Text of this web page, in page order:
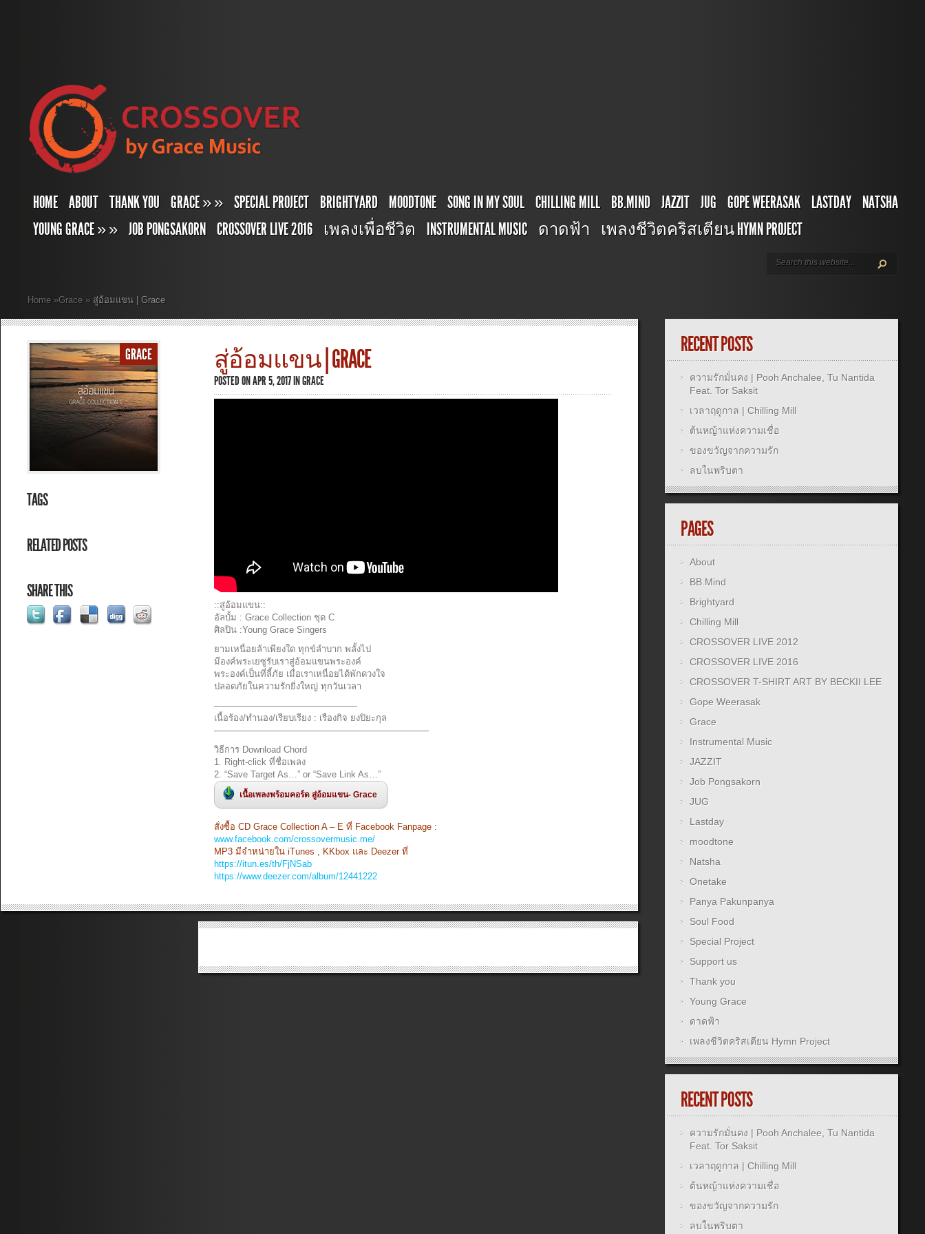
HOME ABOUT THANK YOU GRACE»» SPECIAL PROJECT BRIGHTYARD MOODTONE SONG IN MY SOUL CHILLING MILL BB.MIND JAZZIT JUG GOPE WEERASAK LASTDAY
NATSHA
YOUNG GRACE»» JOB PONGSAKORN CROSSOVER LIVE 2016 เพลงเพื่อชีวิต INSTRUMENTAL MUSIC ดาดฟ้า เพลงชีวิตคริสเตียน HYMN PROJECT
Home »Grace » สู่อ้อมแขน | Grace
GRACE
TAGS
RELATED POSTS
SHARE THIS
สู่อ้อมแขน | GRACE
POSTED ON APR 5, 2017 INGRACE
::สู่อ้อมแขน::
อัลบั้ม : Grace Collection ชุด C
ศิลปิน :Young Grace Singers
ยามเหนื่อยล้าเพียงใด ทุกข์ลำบาก พลั้งไป
มีองค์พระเยซูรับเราสู่อ้อมแขนพระองค์
พระองค์เป็นที่ลี้ภัย เมื่อเราเหนื่อยได้พักดวงใจ
ปลอดภัยในความรักยิ่งใหญ่ ทุกวันเวลา
————————————————
เนื้อร้อง/ทำนอง/เรียบเรียง : เรืองกิจ ยงปิยะกุล
————————————————————————
วิธีการ Download Chord
1. Right-click ที่ชื่อเพลง
2. “Save Target As…” or “Save Link As…”
เนื้อเพลงพร้อมคอร์ด สู่อ้อมแขน- Grace
สั่งซื้อ CD Grace Collection A – E ที่ Facebook Fanpage :
www.facebook.com/crossovermusic.me/
MP3 มีจำหน่ายใน iTunes , KKbox และ Deezer ที่
https://itun.es/th/FjNSab
https://www.deezer.com/album/12441222
RECENT POSTS
ความรักมั่นคง | Pooh Anchalee, Tu Nantida
Feat. Tor Saksit
เวลาฤดูกาล | Chilling Mill
ต้นหญ้าแห่งความเชื่อ
ของขวัญจากความรัก
ลบในพริบตา
PAGES
About
BB.Mind
Brightyard
Chilling Mill
CROSSOVER LIVE 2012
CROSSOVER LIVE 2016
CROSSOVER T-SHIRT ART BY BECKII LEE
Gope Weerasak
Grace
Instrumental Music
JAZZIT
Job Pongsakorn
JUG
Lastday
moodtone
Natsha
Onetake
Panya Pakunpanya
Soul Food
Special Project
Support us
Thank you
Young Grace
ดาดฟ้า
เพลงชีวิตคริสเตียน Hymn Project
RECENT POSTS
ความรักมั่นคง | Pooh Anchalee, Tu Nantida
Feat. Tor Saksit
เวลาฤดูกาล | Chilling Mill
ต้นหญ้าแห่งความเชื่อ
ของขวัญจากความรัก
ลบในพริบตา